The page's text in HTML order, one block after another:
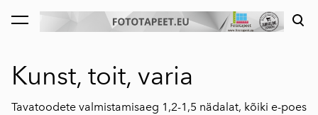
lisati ostukorvi. Vaata ostukorvi
Kunst, toit, varia
Tavatoodete valmistamisaeg 1,2-1,5 nädalat, kõiki e-poes